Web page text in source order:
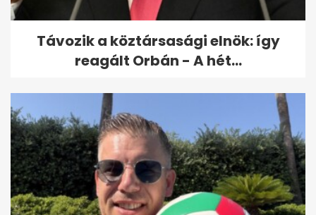
Távozik a köztársasági elnök: így
reagált Orbán - A hét...